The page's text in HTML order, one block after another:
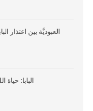
العبوديَّة بين اعتذار
البابا: حياة